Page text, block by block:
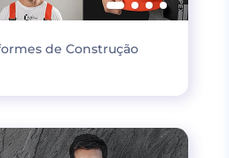
de Construção